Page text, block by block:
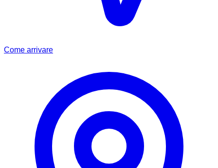
Come arrivare